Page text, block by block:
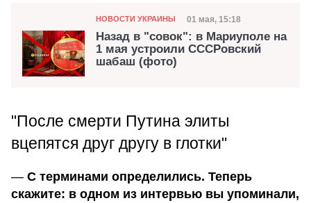
Категория
НОВОСТИ УКРАИНЫ Дата публикации
01 мая, 15:18
Назад в "совок": в Мариуполе на
1 мая устроили СССРовский
шабаш (фото)
"После смерти Путина элиты
вцепятся друг другу в глотки"
— С терминами определились. Теперь
скажите: в одном из интервью вы упоминали,